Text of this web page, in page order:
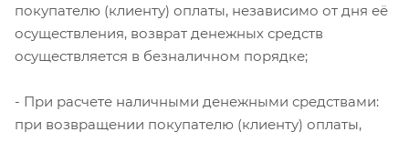
покупателю (клиенту) оплаты, независимо от дня её
осуществления, возврат денежных средств
осуществляется в безналичном порядке;
- При расчете наличными денежными средствами:
при возвращении покупателю (клиенту) оплаты,